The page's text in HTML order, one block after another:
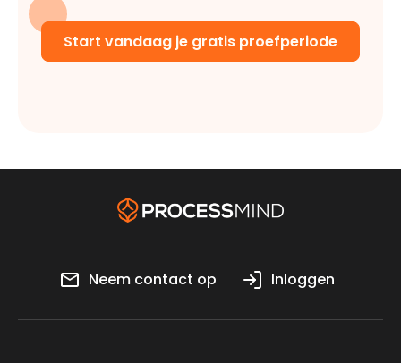
Start vandaag je gratis proefperiode
Neem contact op Inloggen